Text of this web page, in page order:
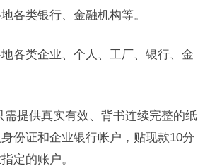
各类银行、金融机构等。
各类企业、个人、工厂、银行、金
需提供真实有效、背书连续完整的纸
份证和企业银行帐户，贴现款10分
定的账户。